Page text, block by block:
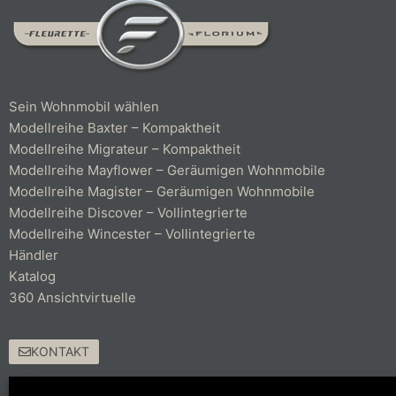
Sein Wohnmobil wählen
Modellreihe Baxter – Kompaktheit
Modellreihe Migrateur – Kompaktheit
Modellreihe Mayflower – Geräumigen Wohnmobile
Modellreihe Magister – Geräumigen Wohnmobile
Modellreihe Discover – Vollintegrierte
Modellreihe Wincester – Vollintegrierte
Händler
Katalog
360 Ansichtvirtuelle
KONTAKT